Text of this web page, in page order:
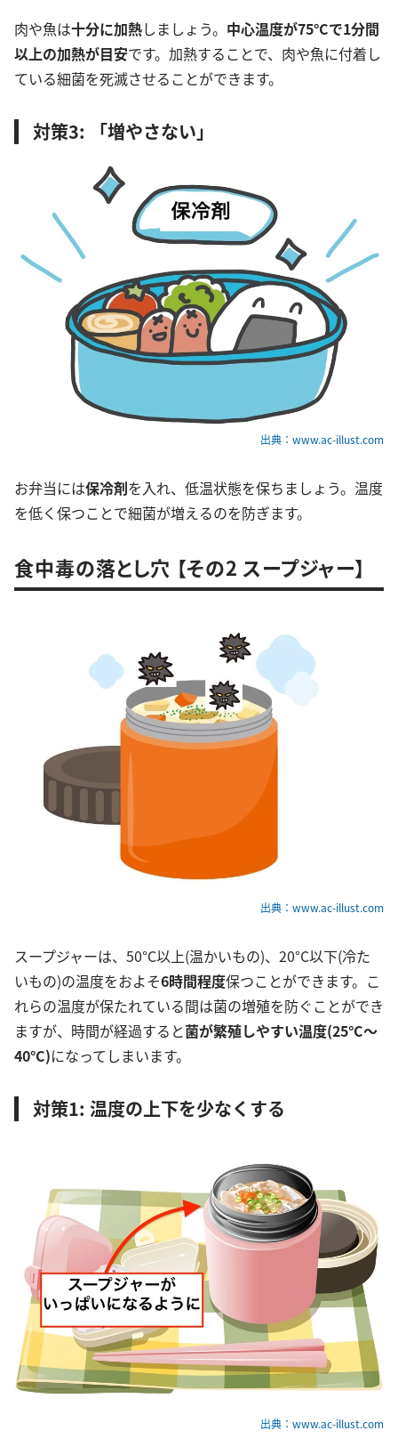
肉や魚は十分に加熱しましょう。 中心温度が75°Cで1分間
以上の加熱が目安です。加熱することで、肉や魚に付着し
ている細菌を死滅させることができます。
対策3: 「増やさない」
出典：www.ac-illust.com
お弁当には保冷剤を入れ、低温状態を保ちましょう。温度
を低く保つことで細菌が増えるのを防ぎます。
食中毒の落とし穴 【その2 スープジャー】
出典：www.ac-illust.com
スープジャーは、50°C以上(温かいもの)、20°C以下(冷た
いもの)の温度をおよそ6時間程度保つことができます。こ
れらの温度が保たれている間は菌の増殖を防ぐことができ
ますが、時間が経過すると菌が繁殖しやすい温度(25°C〜
40°C)になってしまいます。
対策1: 温度の上下を少なくする
出典：www.ac-illust.com